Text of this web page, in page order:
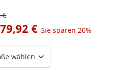
€
79,92 € Sie sparen 20%